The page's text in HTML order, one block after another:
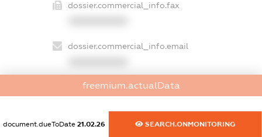
dossier.commercial_info.fax
dossier.commercial_info.email
dossier.commercial_info.website
dossier.commercial_info.activity
freemium.actualData
document.dueToDate 21.02.26 SEARCH.ONMONITORING